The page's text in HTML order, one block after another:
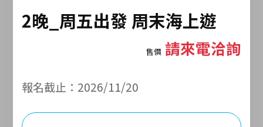
2晚_周五出發 周末海上遊
售價請來電洽詢
報名截止：2026/11/20